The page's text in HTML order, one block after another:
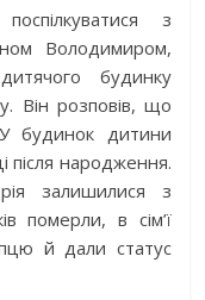
з
Володимиром,
будинку
Він розповів, що
будинок дитини
після народження.
залишилися з
померли, в сім’ї
й дали статус